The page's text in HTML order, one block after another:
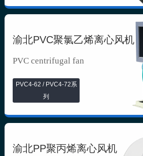
渝北PVC聚氯乙烯离心风机
PVC centrifugal fan
PVC4-62 / PVC4-72系
列
渝北PP聚丙烯离心风机